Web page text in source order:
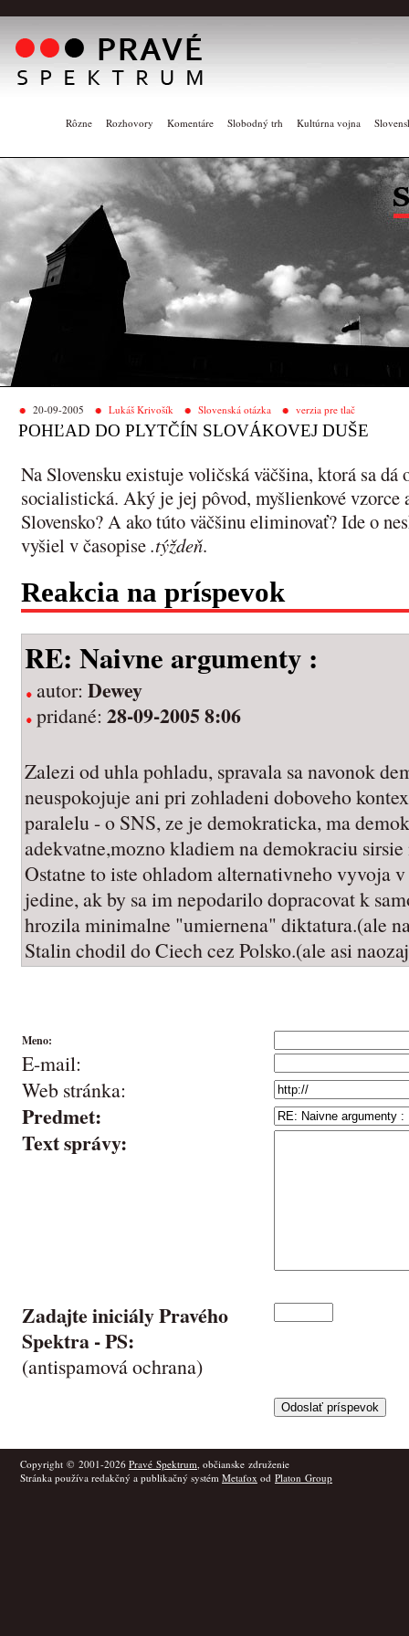
Rôzne Rozhovory Komentáre Slobodný trh Kultúrna vojna
20-09-2005 Lukáš Krivošík Slovenská otázka verzia pre tlač
POHĽAD DO PLYTČÍN SLOVÁKOVEJ DUŠE
Na Slovensku existuje voličská väčšina, ktorá sa dá
socialistická. Aký je jej pôvod, myšlienkové vzorce
Slovensko? A ako túto väčšinu eliminovať? Ide o
vyšiel v časopise.týždeň.
Reakcia na príspevok
RE: Naivne argumenty :
autor: Dewey
pridané: 28-09-2005 8:06
Zalezi od uhla pohladu, spravala sa navonok
neuspokojuje ani pri zohladeni doboveho
paralelu - o SNS, ze je demokraticka, ma
adekvatne,mozno kladiem na demokraciu
Ostatne to iste ohladom alternativneho vyvoja
jedine, ak by sa im nepodarilo dopracovat k
hrozila minimalne "umiernena" diktatura.(ale
Stalin chodil do Ciech cez Polsko.(ale asi
Meno:
E-mail:
Web stránka:
Predmet:
Text správy:
Zadajte iniciály Pravého
Spektra -PS:
(antispamová ochrana)
Copyright © 2001-2026 Pravé Spektrum, občianske združenie
Stránka používa redakčný a publikačný systém Metafox od Platon Group